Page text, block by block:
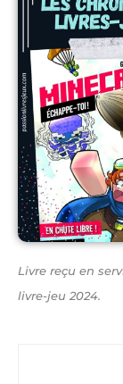
Livre reçu en
livre-jeu 2024.